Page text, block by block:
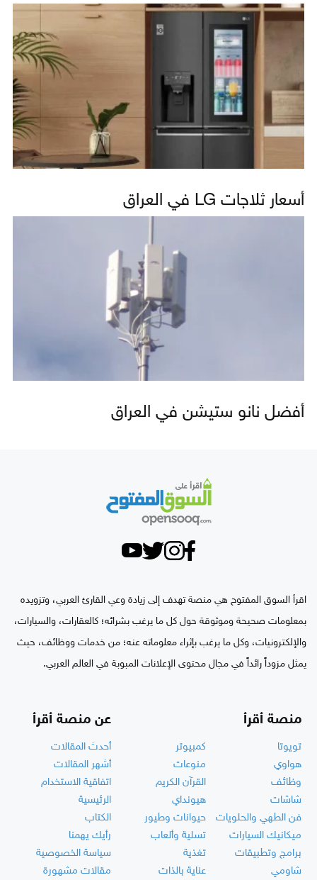
أسعار ثلاجات LG في العراق
أفضل نانو ستيشن في العراق
اقرأ السوق المفتوح هي منصة تهدف إلى زيادة وعي القارئ العربي، وتزويده
بمعلومات صحيحة وموثوقة حول كل ما يرغب بشرائه؛ كالعقارات، والسيارات،
والإلكترونيات، وكل ما يرغب بإثراء معلوماته عنه؛ من خدمات ووظائف، حيث
يمثل مزوداً رائداً في مجال محتوى الإعلانات المبوبة في العالم العربي.
منصة أقرأ
تويوتا
كمبيوتر
هواوي
منوعات
وظائف
القرآن الكريم
شاشات
هيونداي
فن الطهي والحلويات
حيوانات وطيور
ميكانيك السيارات
تسلية وألعاب
برامج وتطبيقات
تغذية
شاومي
عناية بالذات
عن منصة أقرأ
أحدث المقالات
أشهر المقالات
اتفاقية الاستخدام
الرئيسية
الكتاب
رأيك يهمنا
سياسة الخصوصية
مقالات مشهورة